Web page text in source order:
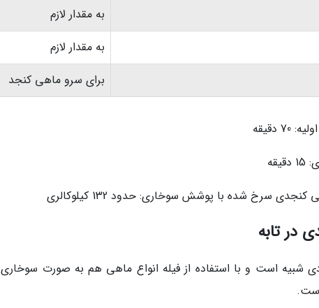
به مقدار لازم
به مقدار لازم
برای سرو ماهی کنجد
دقیقه
در تابه
شبیه است و با استفاده از فیله انواع ماهی هم به صورت
است.